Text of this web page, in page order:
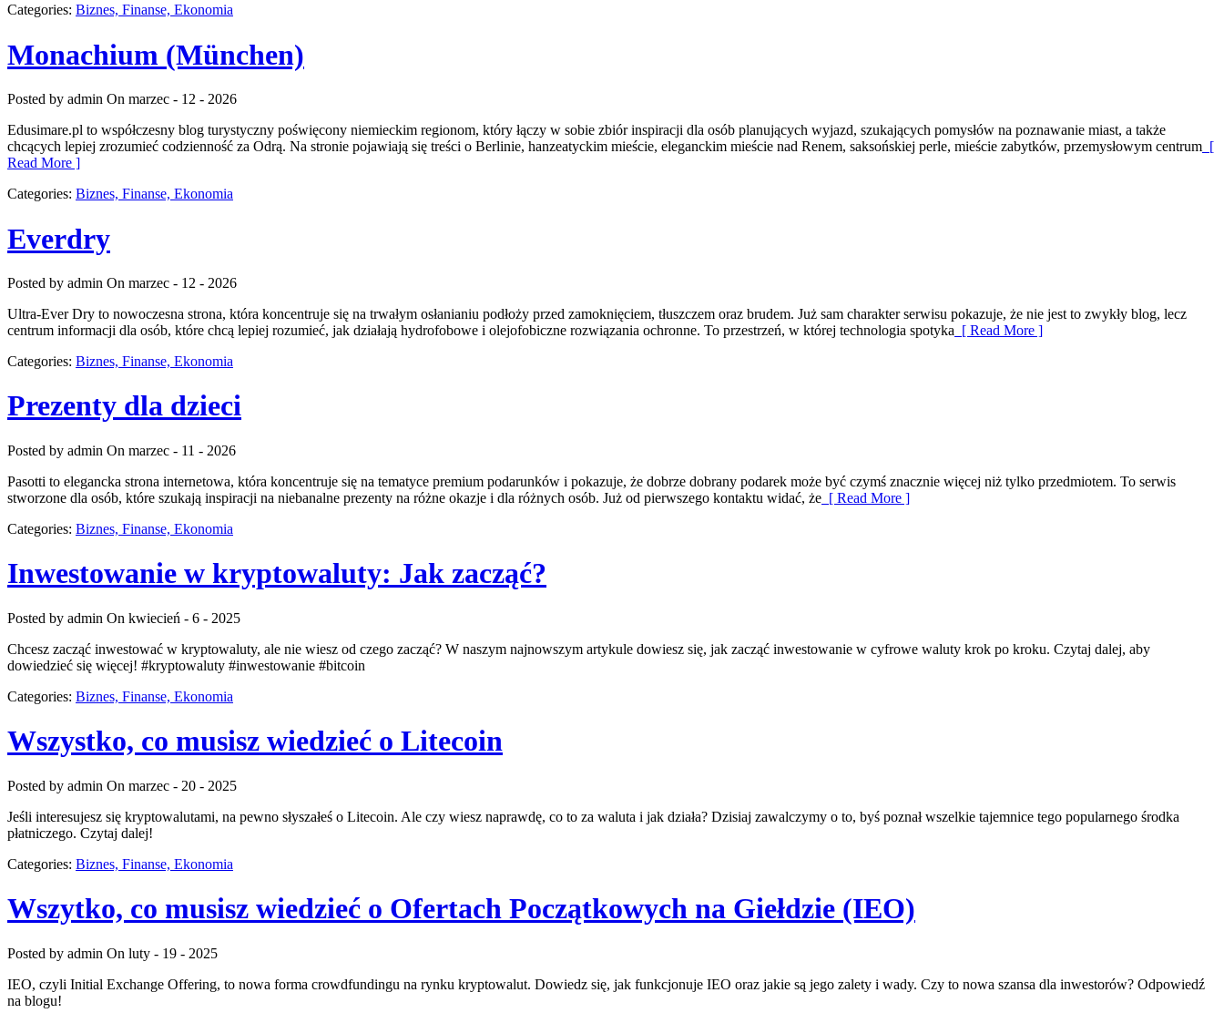
Categories: Biznes, Finanse, Ekonomia
Monachium (München)
Posted by admin On marzec - 12 - 2026
Edusimare.pl to współczesny blog turystyczny poświęcony niemieckim regionom, który łączy w sobie zbiór inspiracji dla osób planujących wyjazd, szukających pomysłów na poznawanie miast, a także
chcących lepiej zrozumieć codzienność za Odrą. Na stronie pojawiają się treści o Berlinie, hanzeatyckim mieście, eleganckim mieście nad Renem, saksońskiej perle, mieście zabytków, przemysłowym centrum [
Read More ]
Categories: Biznes, Finanse, Ekonomia
Everdry
Posted by admin On marzec - 12 - 2026
Ultra-Ever Dry to nowoczesna strona, która koncentruje się na trwałym osłanianiu podłoży przed zamoknięciem, tłuszczem oraz brudem. Już sam charakter serwisu pokazuje, że nie jest to zwykły blog, lecz
centrum informacji dla osób, które chcą lepiej rozumieć, jak działają hydrofobowe i olejofobiczne rozwiązania ochronne. To przestrzeń, w której technologia spotyka [ Read More ]
Categories: Biznes, Finanse, Ekonomia
Prezenty dla dzieci
Posted by admin On marzec - 11 - 2026
Pasotti to elegancka strona internetowa, która koncentruje się na tematyce premium podarunków i pokazuje, że dobrze dobrany podarek może być czymś znacznie więcej niż tylko przedmiotem. To serwis
stworzone dla osób, które szukają inspiracji na niebanalne prezenty na różne okazje i dla różnych osób. Już od pierwszego kontaktu widać, że [ Read More ]
Categories: Biznes, Finanse, Ekonomia
Inwestowanie w kryptowaluty: Jak zacząć?
Posted by admin On kwiecień - 6 - 2025
Chcesz zacząć inwestować w kryptowaluty, ale nie wiesz od czego zacząć? W naszym najnowszym artykule dowiesz się, jak zacząć inwestowanie w cyfrowe waluty krok po kroku. Czytaj dalej, aby
dowiedzieć się więcej! #kryptowaluty #inwestowanie #bitcoin
Categories: Biznes, Finanse, Ekonomia
Wszystko, co musisz wiedzieć o Litecoin
Posted by admin On marzec - 20 - 2025
Jeśli interesujesz się kryptowalutami, na pewno słyszałeś o Litecoin. Ale czy wiesz naprawdę, co to za waluta i jak działa? Dzisiaj zawalczymy o to, byś poznał wszelkie tajemnice tego popularnego środka
płatniczego. Czytaj dalej!
Categories: Biznes, Finanse, Ekonomia
Wszytko, co musisz wiedzieć o Ofertach Początkowych na Giełdzie (IEO)
Posted by admin On luty - 19 - 2025
IEO, czyli Initial Exchange Offering, to nowa forma crowdfundingu na rynku kryptowalut. Dowiedz się, jak funkcjonuje IEO oraz jakie są jego zalety i wady. Czy to nowa szansa dla inwestorów? Odpowiedź
na blogu!